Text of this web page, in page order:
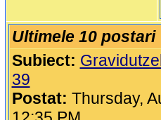
Ultimele 10 postari
Subiect:
39
Postat: Thursday,